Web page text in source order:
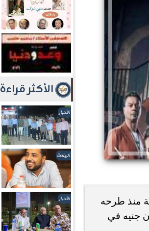
منذ طرحه
بلغت إجمالي إيراداته منذ طرحه 71,812,129 مليون جنيه في
الأكثر قراءة
الأخبار
الرياضة
الأخبار